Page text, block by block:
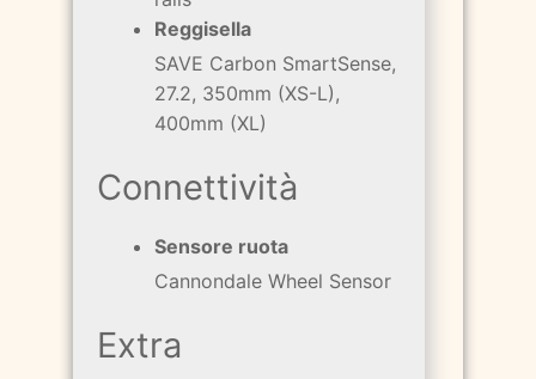
Reggisella
SAVE Carbon SmartSense,
27.2, 350mm (XS-L),
400mm (XL)
Connettività
Sensore ruota
Cannondale Wheel Sensor
Extra